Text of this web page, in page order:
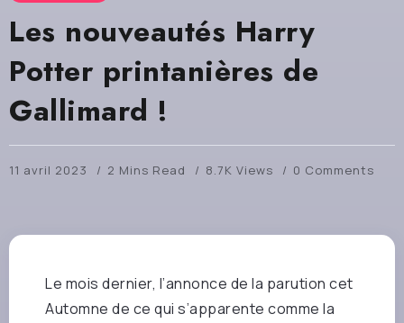
Les nouveautés Harry
Potter printanières de
Gallimard !
11 avril 2023 2 Mins Read 8.7K Views 0 Comments
Le mois dernier, l’annonce de la parution cet
Automne de ce qui s’apparente comme la